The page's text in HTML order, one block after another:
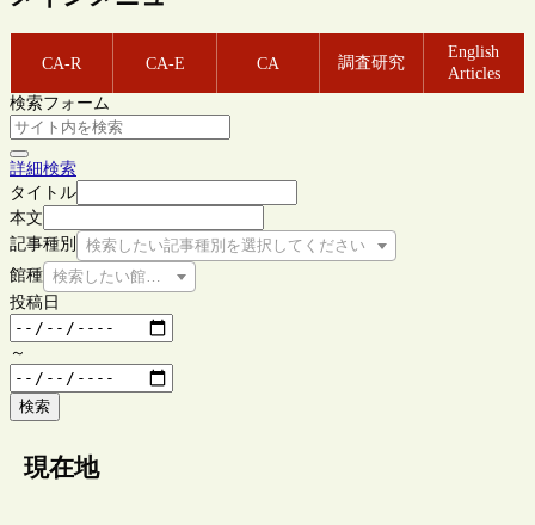
CA-R CA-E CA 調査研究
English
Articles
検索フォーム
詳細検索
タイトル
本文
記事種別
検索したい記事種別を選択してください
館種 検索したい館種を選択してください
投稿日
～
検索
現在地